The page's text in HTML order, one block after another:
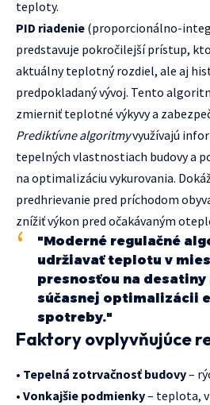
teploty.
PID riadenie (proporcionálno-
predstavuje pokročilejší prístup,
aktuálny teplotný rozdiel, ale aj
predpokladaný vývoj. Tento
zmierniť teplotné výkyvy a
Prediktívne algoritmyvyužívajú
tepelných vlastnostiach budovy a
na optimalizáciu vykurovania.
predhrievanie pred príchodom
znížiť výkon pred očakávaným
"Moderné regulačné
udržiavať teplotu v
presnosťou na
súčasnej optimalizácii
spotreby."
Faktory ovplyvňujúce
• Tepelná zotrvačnosť budovy–
• Vonkajšie podmienky– teplota,